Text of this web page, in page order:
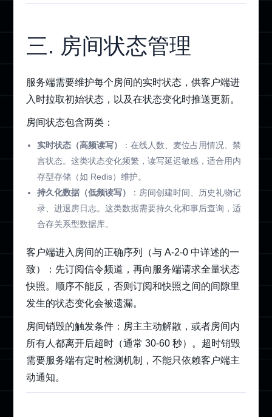
三. 房间状态管理
服务端需要维护每个房间的实时状态，供客户端进
入时拉取初始状态，以及在状态变化时推送更新。
房间状态包含两类：
实时状态（高频读写）
：在线人数、麦位占用情况、禁
言状态。这类状态变化频繁，读写延迟敏感，适合用内
存型存储（如 Redis）维护。
持久化数据（低频读写）
：房间创建时间、历史礼物记
录、进退房日志。这类数据需要持久化和事后查询，适
合存关系型数据库。
客户端进入房间的正确序列（与 A-2-0 中详述的一
致）：先订阅信令频道，再向服务端请求全量状态
快照。顺序不能反，否则订阅和快照之间的间隙里
发生的状态变化会被遗漏。
房间销毁的触发条件：房主主动解散，或者房间内
所有人都离开后超时（通常 30-60 秒）。超时销毁
需要服务端有定时检测机制，不能只依赖客户端主
动通知。